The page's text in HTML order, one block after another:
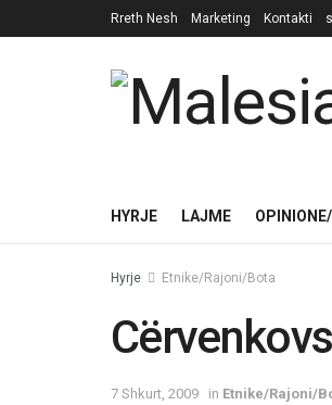
Rreth Nesh Marketing Kontakti
HYRJE LAJME
Hyrje Etnike/Rajoni/Bota
7 Shkurt, 2009 in Etnike/Rajoni/